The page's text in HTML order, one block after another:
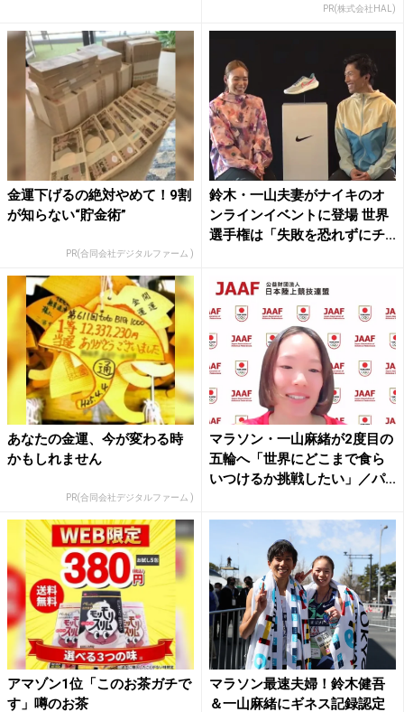
PR(株式会社HAL)
金運下げるの絶対やめて！9割
が知らない“貯金術”
PR(合同会社デジタルファーム )
鈴木・一山夫妻がナイキのオ
ンラインイベントに登場 世界
選手権は「失敗を恐れずにチ...
あなたの金運、今が変わる時
かもしれません
PR(合同会社デジタルファーム )
マラソン・一山麻緒が2度目の
五輪へ「世界にどこまで食ら
いつけるか挑戦したい」／パ...
アマゾン1位「このお茶ガチで
す」噂のお茶
マラソン最速夫婦！鈴木健吾
＆一山麻緒にギネス記録認定